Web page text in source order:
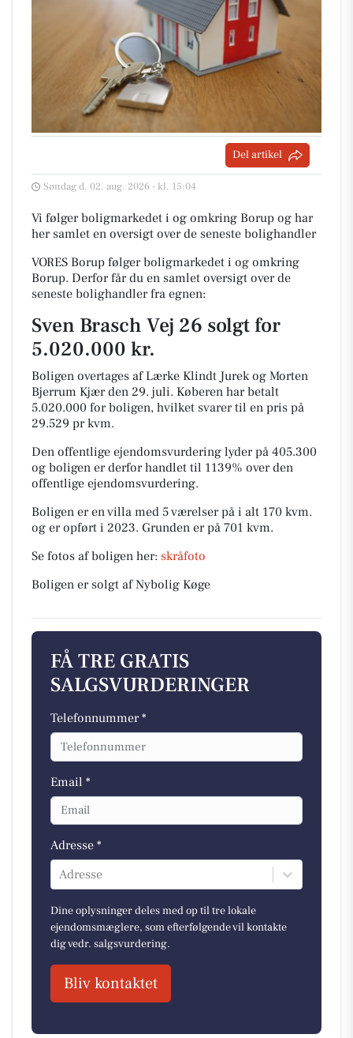
Del artikel
Søndag d. 02. aug. 2026 - kl. 15:04
Vi følger boligmarkedet i og omkring Borup og har
her samlet en oversigt over de seneste bolighandler
VORES Borup følger boligmarkedet i og omkring
Borup. Derfor får du en samlet oversigt over de
seneste bolighandler fra egnen:
Sven Brasch Vej 26 solgt for
5.020.000 kr.
Boligen overtages af Lærke Klindt Jurek og Morten
Bjerrum Kjær den 29. juli. Køberen har betalt
5.020.000 for boligen, hvilket svarer til en pris på
29.529 pr kvm.
Den offentlige ejendomsvurdering lyder på 405.300
og boligen er derfor handlet til 1139% over den
offentlige ejendomsvurdering.
Boligen er en villa med 5 værelser på i alt 170 kvm.
og er opført i 2023. Grunden er på 701 kvm.
Se fotos af boligen her: skråfoto
Boligen er solgt af Nybolig Køge
FÅ TRE GRATIS
SALGSVURDERINGER
Telefonnummer *
Email *
Adresse *
Adresse
Dine oplysninger deles med op til tre lokale
ejendomsmæglere, som efterfølgende vil kontakte
dig vedr. salgsvurdering.
Bliv kontaktet